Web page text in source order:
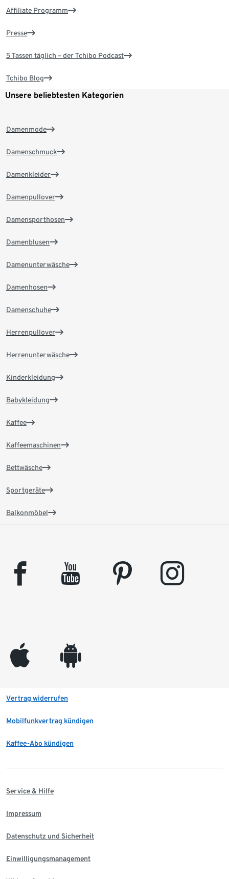
Affiliate Programm
Presse
5 Tassen täglich – der Tchibo Podcast
Tchibo Blog
Unsere beliebtesten Kategorien
Damenmode
Damenschmuck
Damenkleider
Damenpullover
Damensporthosen
Damenblusen
Damenunterwäsche
Damenhosen
Damenschuhe
Herrenpullover
Herrenunterwäsche
Kinderkleidung
Babykleidung
Kaffee
Kaffeemaschinen
Bettwäsche
Sportgeräte
Balkonmöbel
facebook youtube pinterest instagram
appleinc android
Vertrag widerrufen
Mobilfunkvertrag kündigen
Kaffee-Abo kündigen
Service & Hilfe
Impressum
Datenschutz und Sicherheit
Einwilligungsmanagement